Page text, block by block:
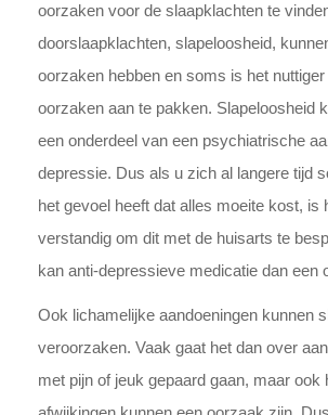
oorzaken voor de slaapklachten te
doorslaapklachten, slapeloosheid,
oorzaken hebben en soms is het
oorzaken aan te pakken. Slapeloosheid
een onderdeel van een psychiatrische
depressie. Dus als u zich al langere tijd
het gevoel heeft dat alles moeite kost, is
verstandig om dit met de huisarts te
kan anti-depressieve medicatie dan een
Ook lichamelijke aandoeningen kunnen
veroorzaken. Vaak gaat het dan over
met pijn of jeuk gepaard gaan, maar ook